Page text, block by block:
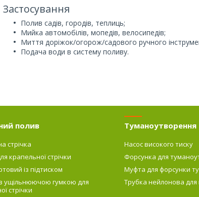
Застосування
Полив садів, городів, теплиць;
Мийка автомобілів, мопедів, велосипедів;
Миття доріжок/огорож/садового ручного
Подача води в систему поливу.
полив
стрічка
крапельної стрічки
із підтиском
ущільнюючою гумкою для
стрічки
Туманоутворення
Насос високого тиску
Форсунка для
Муфта для форсунки
Трубка нейлонова для